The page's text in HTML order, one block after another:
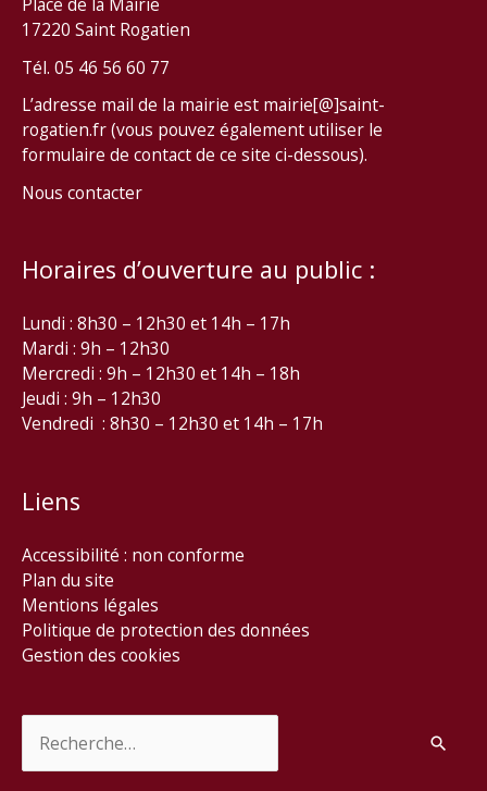
17220 Saint Rogatien
Tél. 05 46 56 60 77
L’adresse mail de la mairie est mairie[@]saint-
rogatien.fr (vous pouvez également utiliser le
formulaire de contact de ce site ci-dessous).
Nous contacter
Horaires d’ouverture au public :
Lundi : 8h30 – 12h30 et 14h – 17h
Mardi : 9h – 12h30
Mercredi : 9h – 12h30 et 14h – 18h
Jeudi : 9h – 12h30
Vendredi : 8h30 – 12h30 et 14h – 17h
Liens
Accessibilité : non conforme
Plan du site
Mentions légales
Politique de protection des données
Gestion des cookies